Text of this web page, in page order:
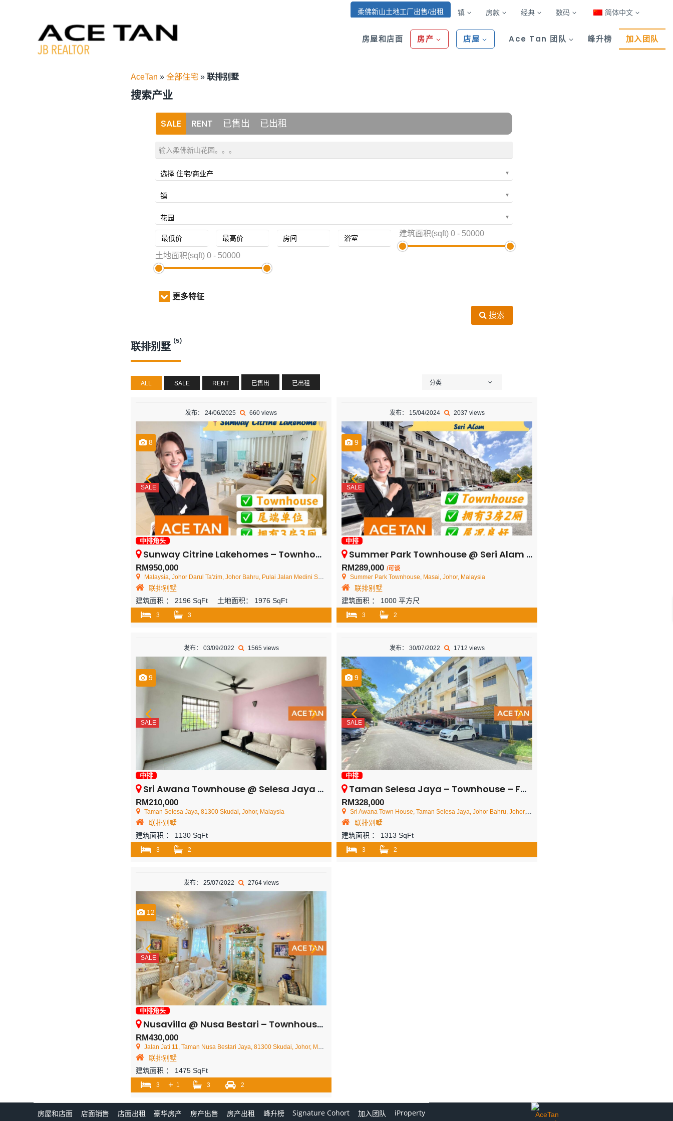
柔佛新山土地工厂出售/出租 镇 房款 经典 数码 简体中文
房屋和店面 房产 店屋 Ace Tan 团队 峰升榜 加入团队
AceTan » 全部住宅 » 联排别墅
搜索产业
SALE RENT 已售出 已出租
选择 住宅/商业产
镇
花园
建筑面积(sqft) 0- 50000
土地面积(sqft) 0 - 50000
更多特征
搜索
联排别墅 (5)
ALL SALE RENT 已售出 已出租 分类
发布： 24/06/2025 660 views
8
SALE
中排角头
Sunway Citrine Lakehomes – Townhouse End Lot – FOR SALE
RM950,000
Malaysia, Johor Darul Ta'zim, Johor Bahru, Pulai Jalan Medini Selatan 11 Citrine Lakehomes
联排别墅
建筑面积 ： 2196 SqFt 土地面积： 1976 SqFt
3 3
发布： 15/04/2024 2037 views
9
SALE
中排
Summer Park Townhouse @ Seri Alam – Townhouse – FOR SALE
RM289,000 /可谈
Summer Park Townhouse, Masai, Johor, Malaysia
联排别墅
建筑面积 ： 1000 平方尺
3 2
发布： 03/09/2022 1565 views
9
SALE
中排
Sri Awana Townhouse @ Selesa Jaya – Townhouse – FOR SALE
RM210,000
Taman Selesa Jaya, 81300 Skudai, Johor, Malaysia
联排别墅
建筑面积 ： 1130 SqFt
3 2
发布： 30/07/2022 1712 views
9
SALE
中排
Taman Selesa Jaya – Townhouse – FOR SALE
RM328,000
Sri Awana Town House, Taman Selesa Jaya, Johor Bahru, Johor, Malaysia
联排别墅
建筑面积 ： 1313 SqFt
3 2
发布： 25/07/2022 2764 views
12
SALE
中排角头
Nusavilla @ Nusa Bestari – Townhouse – FOR SALE
RM430,000
Jalan Jati 11, Taman Nusa Bestari Jaya, 81300 Skudai, Johor, Malaysia
联排别墅
建筑面积 ： 1475 SqFt
3 + 1 3 2
房屋和店面 店面销售 店面出租 豪华房产 房产出售 房产出租 峰升榜 Signature Cohort 加入团队 iProperty